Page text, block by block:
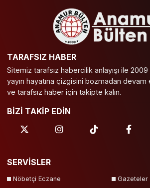
TARAFSIZ HABER
Sitemiz tarafsız habercilik anlayışı ile 2009
yayın hayatına çizgisini bozmadan
ve tarafsız haber için takipte kalın.
BİZİ TAKİP EDİN
SERVİSLER
Nöbetçi Eczane Gazeteler